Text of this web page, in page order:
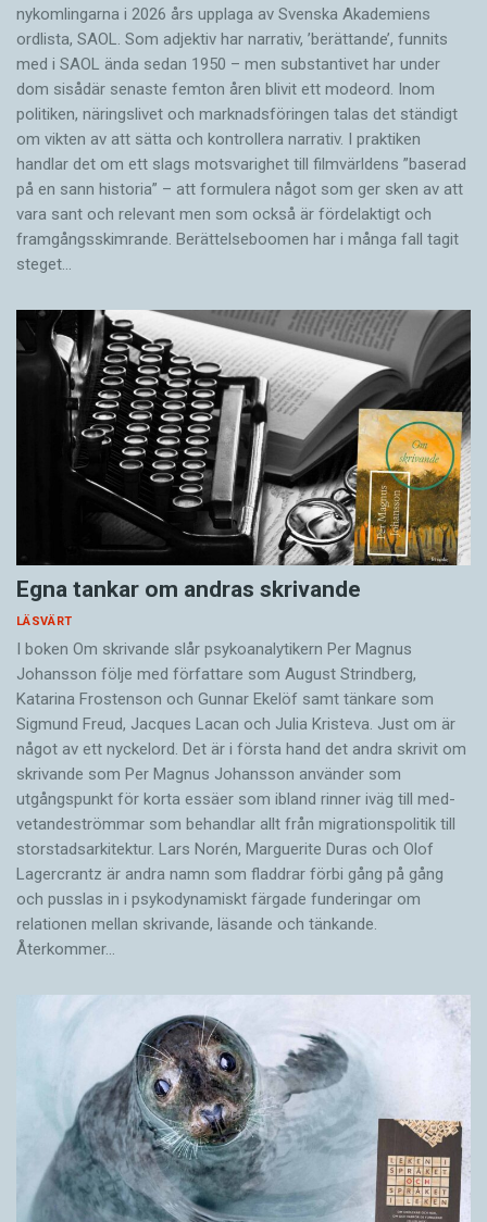
nykomlingarna i 2026 års upplaga av Svenska Akademiens
ordlista, SAOL. Som adjektiv har narrativ, ’berättande’, funnits
med i SAOL ända sedan 1950 – men substantivet har under
dom sisådär senaste femton åren blivit ett modeord. Inom
politiken, näringslivet och marknadsföringen talas det ständigt
om vikten av att sätta och kontrollera narrativ. I praktiken
handlar det om ett slags motsvarighet till filmvärldens ”baserad
på en sann historia” – att formulera något som ger sken av att
vara sant och ­relevant men som också är fördelaktigt och
framgångsskimrande. Berättelseboomen har i många fall tagit
steget…
Egna tankar om andras skrivande
LÄSVÄRT
I boken Om skrivande slår psykoanalytikern Per Magnus
Johansson följe med författare som August Strindberg,
Katarina Frostenson och Gunnar Ekelöf samt tänkare som
Sigmund Freud, Jacques Lacan och Julia Kristeva. Just om är
något av ett nyckelord. Det är i första hand det andra skrivit om
skrivande som Per Magnus Johansson använder som
utgångspunkt för korta essäer som ibland rinner iväg till med­
vetandeströmmar som behandlar allt från migrationspolitik till
storstadsarkitektur. Lars Norén, Marguerite Duras och Olof
Lagercrantz är andra namn som fladdrar förbi gång på gång
och pusslas in i psykodynamiskt färgade funderingar om
relationen mellan skrivande, läsande och tänkande.
Återkommer…